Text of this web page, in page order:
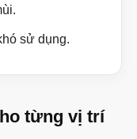
sử dụng.
từng vị trí